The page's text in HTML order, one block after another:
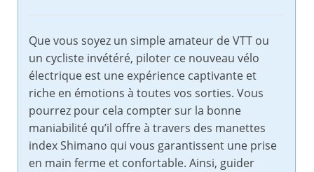
Que vous soyez un simple amateur de VTT ou
un cycliste invétéré, piloter ce nouveau vélo
électrique est une expérience captivante et
riche en émotions à toutes vos sorties. Vous
pourrez pour cela compter sur la bonne
maniabilité qu’il offre à travers des manettes
index Shimano qui vous garantissent une prise
en main ferme et confortable. Ainsi, guider